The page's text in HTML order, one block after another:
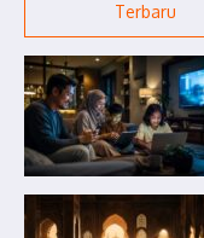
Terbaru